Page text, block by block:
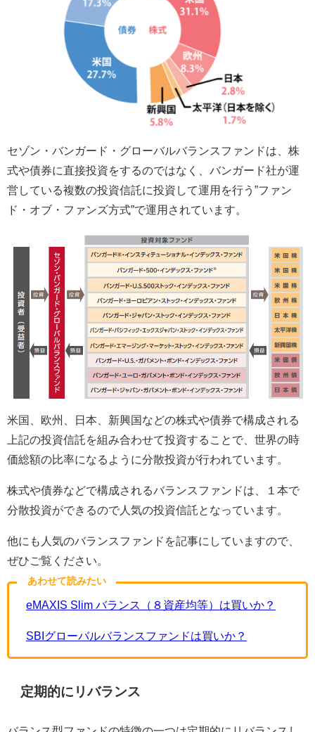
セゾン・バンガード・グローバルバランスファンドは、株
式や債券に直接投資をするのではなく、バンガード社が運
営している複数の投資信託に投資して運用を行う”ファン
ド・オブ・ファンズ方式”で運用されています。
米国、欧州、日本、新興国などの株式や債券で構成される
上記の投資信託を組み合わせて投資することで、世界の時
価総額の比率になるように分散投資が行われています。
株式や債券などで構成されるバランスファンドは、１本で
分散投資ができるので人気の投資信託となっています。
他にも人気のバランスファンドを記事にしていますので、
ぜひご覧ください。
あわせて読みたい
eMAXIS Slim バランス（８資産均等）は買いか？
SBIグローバルバランスファンドは買いか？
定期的にリバランス